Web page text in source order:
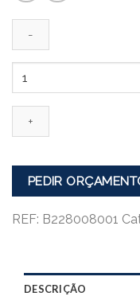
PEDIR
REF: B228008001
DESCRIÇÃO